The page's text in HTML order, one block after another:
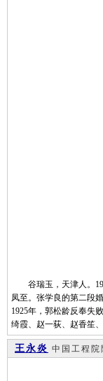
谷瑞玉，天津人。
凤至。张学良的第二段
1925年，郭松龄反奉失
绮霞、赵一荻、赵香笙
王永炎 中国工程院